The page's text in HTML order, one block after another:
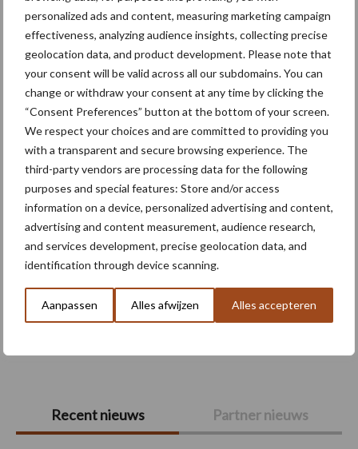
personalized ads and content, measuring marketing campaign
effectiveness, analyzing audience insights, collecting precise
geolocation data, and product development. Please note that
your consent will be valid across all our subdomains. You can
change or withdraw your consent at any time by clicking the
“Consent Preferences” button at the bottom of your screen.
We respect your choices and are committed to providing you
with a transparent and secure browsing experience. The
third-party vendors are processing data for the following
purposes and special features: Store and/or access
information on a device, personalized advertising and content,
advertising and content measurement, audience research,
and services development, precise geolocation data, and
identification through device scanning.
Aanpassen Alles afwijzen Alles accepteren
Primaire
Sidebar
Recent nieuws Partner nieuws
een gouden duo
Meer lezen over:
Maak uw keuze
Machines Duurzaamheid